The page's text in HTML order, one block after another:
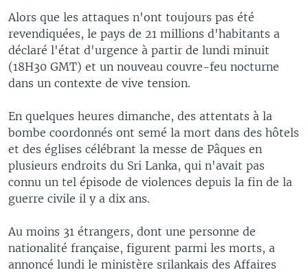
Alors que les attaques n'ont toujours pas été
revendiquées, le pays de 21 millions d'habitants a
déclaré l'état d'urgence à partir de lundi minuit
(18H30 GMT) et un nouveau couvre-feu nocturne
dans un contexte de vive tension.
En quelques heures dimanche, des attentats à la
bombe coordonnés ont semé la mort dans des hôtels
et des églises célébrant la messe de Pâques en
plusieurs endroits du Sri Lanka, qui n'avait pas
connu un tel épisode de violences depuis la fin de la
guerre civile il y a dix ans.
Au moins 31 étrangers, dont une personne de
nationalité française, figurent parmi les morts, a
annoncé lundi le ministère srilankais des Affaires